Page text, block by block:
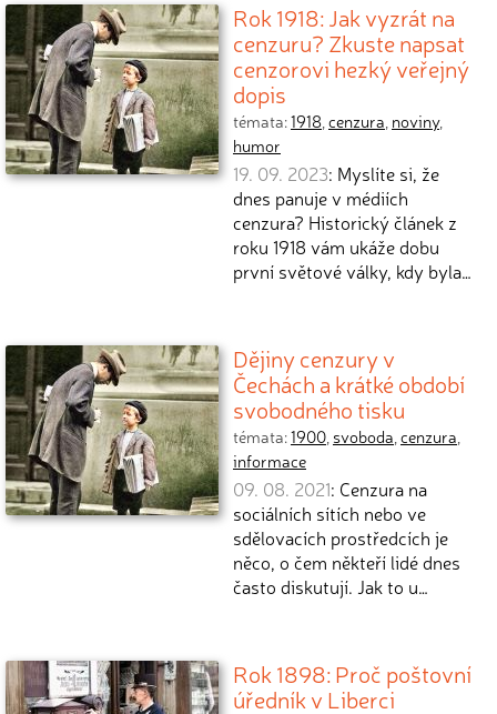
Rok 1918: Jak vyzrát na
cenzuru? Zkuste napsat
cenzorovi hezký veřejný
dopis
témata:1918,cenzura, noviny,
humor
19. 09. 2023: Myslíte si, že
dnes panuje v médiích
cenzura? Historický článek z
roku 1918 vám ukáže dobu
první světové války, kdy byla…
Dějiny cenzury v
Čechách a krátké období
svobodného tisku
témata:1900, svoboda,cenzura,
informace
09. 08. 2021: Cenzura na
sociálních sítích nebo ve
sdělovacích prostředcích je
něco, o čem někteří lidé dnes
často diskutují. Jak to u…
Rok 1898: Proč poštovní
úředník v Liberci